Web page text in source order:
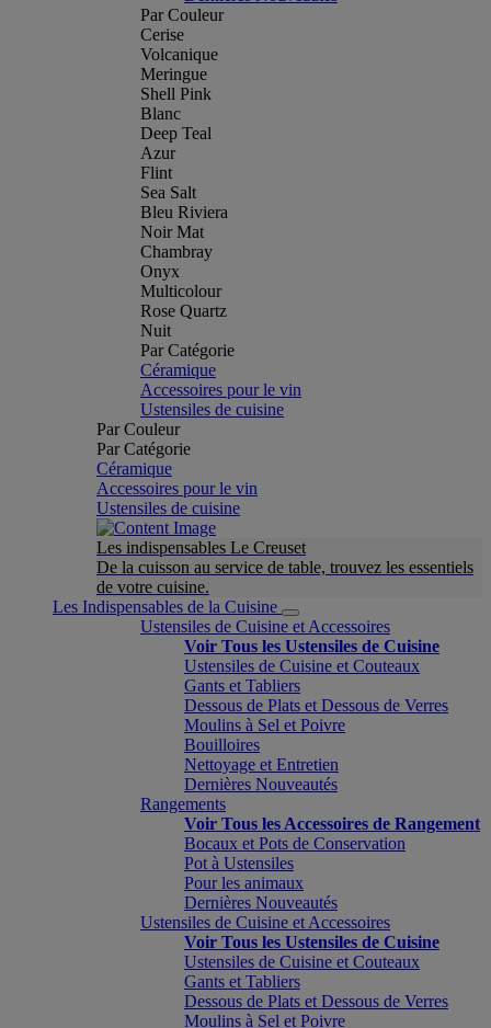
Par Couleur
Cerise
Volcanique
Meringue
Shell Pink
Blanc
Deep Teal
Azur
Flint
Sea Salt
Bleu Riviera
Noir Mat
Chambray
Onyx
Multicolour
Rose Quartz
Nuit
Par Catégorie
Céramique
Accessoires pour le vin
Ustensiles de cuisine
Par Couleur
Par Catégorie
Céramique
Accessoires pour le vin
Ustensiles de cuisine
Les indispensables Le Creuset
De la cuisson au service de table, trouvez les essentiels
de votre cuisine.
Les Indispensables de la Cuisine
Ustensiles de Cuisine et Accessoires
Voir Tous les Ustensiles de Cuisine
Ustensiles de Cuisine et Couteaux
Gants et Tabliers
Dessous de Plats et Dessous de Verres
Moulins à Sel et Poivre
Bouilloires
Nettoyage et Entretien
Dernières Nouveautés
Rangements
Voir Tous les Accessoires de Rangement
Bocaux et Pots de Conservation
Pot à Ustensiles
Pour les animaux
Dernières Nouveautés
Ustensiles de Cuisine et Accessoires
Voir Tous les Ustensiles de Cuisine
Ustensiles de Cuisine et Couteaux
Gants et Tabliers
Dessous de Plats et Dessous de Verres
Moulins à Sel et Poivre